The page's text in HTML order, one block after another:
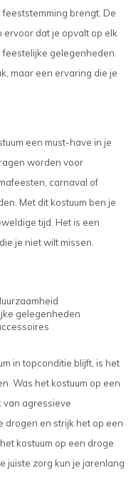
brengt. De
dat je opvalt op elk
gelegenheden.
maar een ervaring die je
een must-have in je
worden voor
carnaval of
Met dit kostuum ben je
tijd. Het is een
je niet wilt missen.
gelegenheden
in topconditie blijft, is het
Was het kostuum op een
van agressieve
drogen en strijk het op een
kostuum op een droge
juiste zorg kun je jarenlang